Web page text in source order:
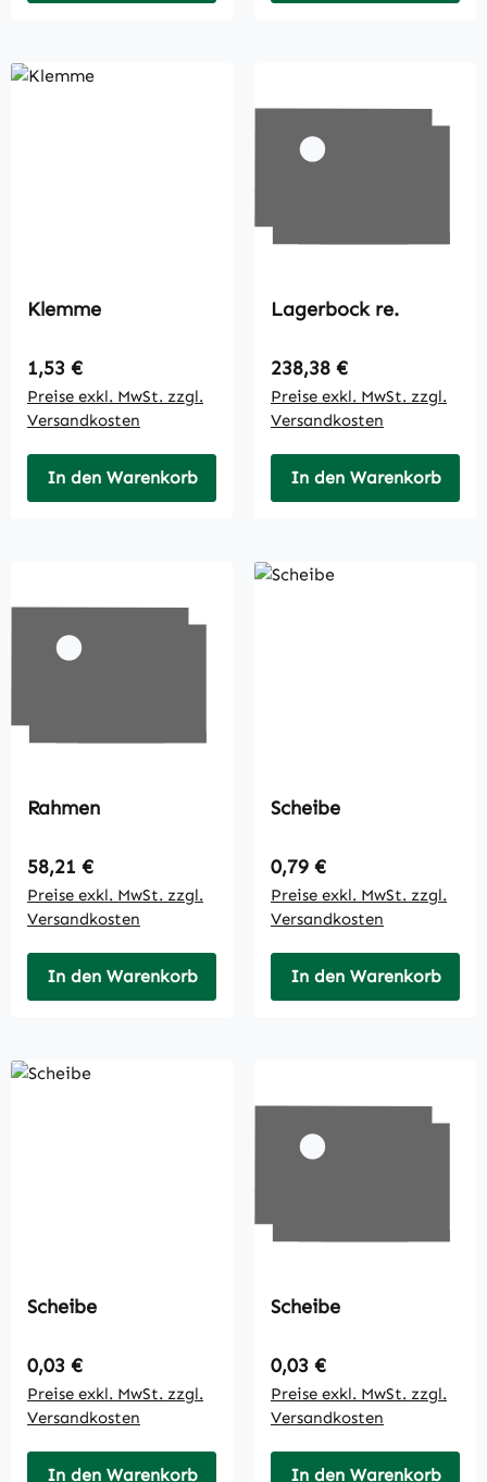
Klemme
Regulärer Preis:
1,53 €
Preise exkl. MwSt. zzgl.
Versandkosten
In den Warenkorb
Lagerbock re.
Regulärer Preis:
238,38 €
Preise exkl. MwSt. zzgl.
Versandkosten
In den Warenkorb
Rahmen
Regulärer Preis:
58,21 €
Preise exkl. MwSt. zzgl.
Versandkosten
In den Warenkorb
Scheibe
Regulärer Preis:
0,79 €
Preise exkl. MwSt. zzgl.
Versandkosten
In den Warenkorb
Scheibe
Regulärer Preis:
0,03 €
Preise exkl. MwSt. zzgl.
Versandkosten
In den Warenkorb
Scheibe
Regulärer Preis:
0,03 €
Preise exkl. MwSt. zzgl.
Versandkosten
In den Warenkorb